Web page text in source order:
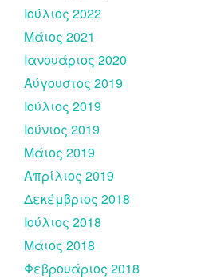
Ιούλιος 2022
Μάιος 2021
Ιανουάριος 2020
Αύγουστος 2019
Ιούλιος 2019
Ιούνιος 2019
Μάιος 2019
Απρίλιος 2019
Δεκέμβριος 2018
Ιούλιος 2018
Μάιος 2018
Φεβρουάριος 2018